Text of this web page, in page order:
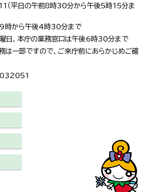
平日の午前8時30分から午後5時15分ま
9時から午後4時30分まで
日、本庁の業務窓口は午後6時30分まで
は一部ですので、ご来庁前にあらかじめご確